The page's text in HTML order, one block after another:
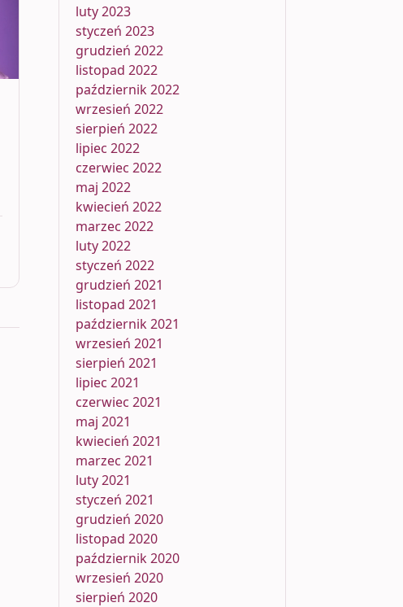
luty 2023
styczeń 2023
grudzień 2022
listopad 2022
październik 2022
wrzesień 2022
sierpień 2022
lipiec 2022
czerwiec 2022
maj 2022
kwiecień 2022
marzec 2022
luty 2022
styczeń 2022
grudzień 2021
listopad 2021
październik 2021
wrzesień 2021
sierpień 2021
lipiec 2021
czerwiec 2021
maj 2021
kwiecień 2021
marzec 2021
luty 2021
styczeń 2021
grudzień 2020
listopad 2020
październik 2020
wrzesień 2020
sierpień 2020